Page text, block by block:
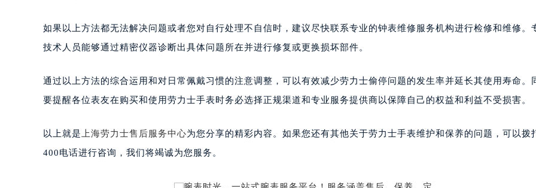
如果以上方法都无法解决问题或者您对自行处理不自信时，建议尽快联系专业的钟表维修服务机构进行检修和维修。
技术人员能够通过精密仪器诊断出具体问题所在并进行修复或更换损坏部件。
通过以上方法的综合运用和对日常佩戴习惯的注意调整，可以有效减少劳力士偷停问题的发生率并延长其使用寿命。
要提醒各位表友在购买和使用劳力士手表时务必选择正规渠道和专业服务提供商以保障自己的权益和利益不受损害。
以上就是 上海劳力士售后服务中心为您分享的精彩内容。如果您还有其他关于劳力士手表维护和保养的问题，可以拨
400电话进行咨询，我们将竭诚为您服务。